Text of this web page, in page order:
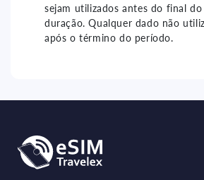
sejam utilizados antes do final
duração. Qualquer dado não
após o término do período.